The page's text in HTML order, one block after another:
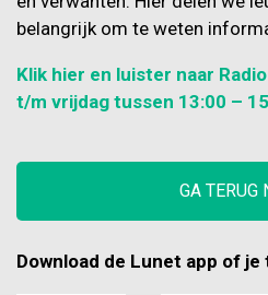
belangrijk om te weten
Klik hier en luister naar
t/m vrijdag tussen 13:00 –
GA TERUG
Download de Lunet app of